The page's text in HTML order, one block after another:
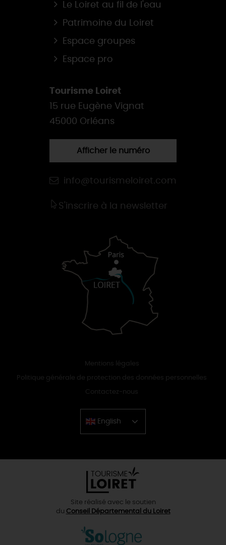
Le Loiret au fil de l'eau
Patrimoine du Loiret
Espace groupes
Espace pro
Tourisme Loiret
15 rue Eugène Vignat
45000 Orléans
Afficher le numéro
info@tourismeloiret.com
S'inscrire à la newsletter
Mentions légales
Politique générale de protection des données personnelles
Contactez-nous
English
Chinese
Site réalisé avec le soutien
du Conseil Départemental du Loiret